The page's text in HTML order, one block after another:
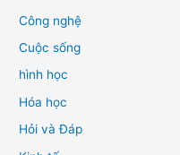
Công nghệ
Cuộc sống
hình học
Hóa học
Hỏi và Đáp